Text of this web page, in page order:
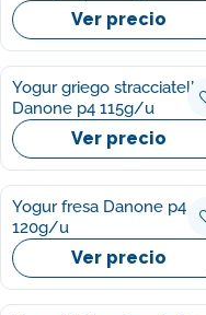
Ver precio
Yogur griego stracciatella
Danone p4 115g/u
Ver precio
Yogur fresa Danone p4
120g/u
Ver precio